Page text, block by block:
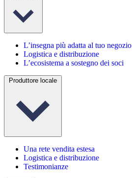
L’insegna più adatta al tuo negozio
Logistica e distribuzione
L’ecosistema a sostegno dei soci
Produttore locale
Una rete vendita estesa
Logistica e distribuzione
Testimonianze